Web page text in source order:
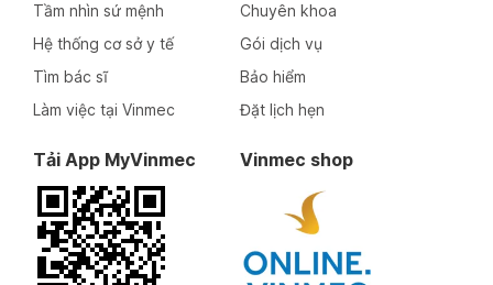
Tầm nhìn sứ mệnh
Hệ thống cơ sở y tế
Tìm bác sĩ
Làm việc tại Vinmec
Chuyên khoa
Gói dịch vụ
Bảo hiểm
Đặt lịch hẹn
Tải App MyVinmec Vinmec shop